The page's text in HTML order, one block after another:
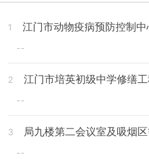
1 江门市动物疫病预防控制
--
2 江门市培英初级中学修缮
--
3 局九楼第二会议室及吸烟
--